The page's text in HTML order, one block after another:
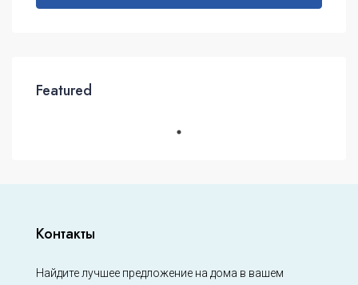
Featured
Контакты
Найдите лучшее предложение на дома в вашем